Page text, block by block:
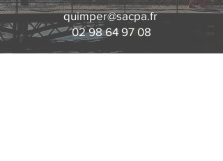
quimper@sacpa.fr
02 98 64 97 08